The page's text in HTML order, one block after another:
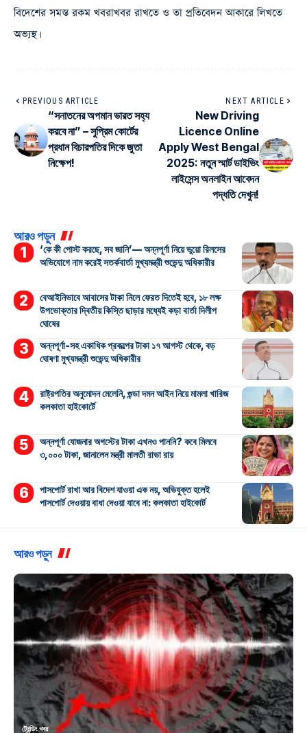
বিদেশের সমস্ত রকম খবরাখবর রাখতে ও তা প্রতিবেদন আকারে লিখতে
অভ্যস্থ।
PREVIOUS ARTICLE
“সনাতনের অপমান ভারত সহ্য
করবে না” – সুপ্রিম কোর্টের
প্রধান বিচারপতির দিকে জুতা
নিক্ষেপ!
NEXT ARTICLE
New Driving
Licence Online
Apply West Bengal
2025: নতুন স্মার্ট ডাইভিং
লাইসেন্স অনলাইন আবেদন
পদ্ধতি দেখুন!
আরও পড়ুন
‘কে কী পোস্ট করছে, সব জানি’— অন্নপূর্ণা নিয়ে ভুয়ো রিলসের
অভিযোগে নাম করেই সতর্কবার্তা মুখ্যমন্ত্রী শুভেন্দু অধিকারীর
বেআইনিভাবে আবাসের টাকা নিলে ফেরত দিতেই হবে, ১৮ লক্ষ
উপভোক্তার দ্বিতীয় কিস্তি ছাড়ার মধ্যেই কড়া বার্তা দিলীপ
ঘোষের
অন্নপূর্ণা-সহ একাধিক প্রকল্পের টাকা ১৭ আগস্ট থেকে, বড়
ঘোষণা মুখ্যমন্ত্রী শুভেন্দু অধিকারীর
রাষ্ট্রপতির অনুমোদন মেলেনি, গুন্ডা দমন আইন নিয়ে মামলা খারিজ
কলকাতা হাইকোর্টে
অন্নপূর্ণা যোজনার অগস্টের টাকা এখনও পাননি? কবে মিলবে
৩,০০০ টাকা, জানালেন মন্ত্রী মালতী রাভা রায়
পাসপোর্ট রাখা আর বিদেশ যাওয়া এক নয়, অভিযুক্ত হলেই
পাসপোর্ট দেওয়ায় বাধা দেওয়া যাবে না: কলকাতা হাইকোর্ট
আরও পড়ুন
ট্রেন্ডিং খবর